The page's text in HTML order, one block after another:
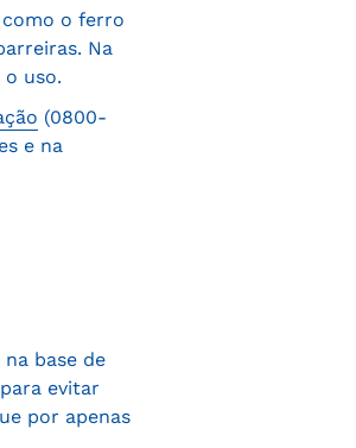
o ferro
Na
uso.
(0800-
e na
base de
evitar
por apenas